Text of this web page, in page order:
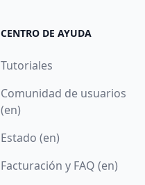
CENTRO DE AYUDA
Tutoriales
Comunidad de usuarios
(en)
Estado (en)
Facturación y FAQ (en)